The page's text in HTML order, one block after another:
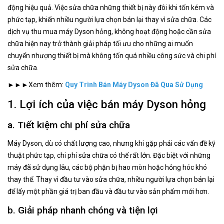
động hiệu quả. Việc sửa chữa những thiết bị này đôi khi tốn kém và
phức tạp, khiến nhiều người lựa chọn bán lại thay vì sửa chữa. Các
dịch vụ thu mua máy Dyson hỏng, không hoạt động hoặc cần sửa
chữa hiện nay trở thành giải pháp tối ưu cho những ai muốn
chuyển nhượng thiết bị mà không tốn quá nhiều công sức và chi phí
sửa chữa.
►►►Xem thêm: Quy Trình Bán Máy Dyson Đã Qua Sử Dụng
1. Lợi ích của việc bán máy Dyson hỏng
a. Tiết kiệm chi phí sửa chữa
Máy Dyson, dù có chất lượng cao, nhưng khi gặp phải các vấn đề kỹ
thuật phức tạp, chi phí sửa chữa có thể rất lớn. Đặc biệt với những
máy đã sử dụng lâu, các bộ phận bị hao mòn hoặc hỏng hóc khó
thay thế. Thay vì đầu tư vào sửa chữa, nhiều người lựa chọn bán lại
để lấy một phần giá trị ban đầu và đầu tư vào sản phẩm mới hơn.
b. Giải pháp nhanh chóng và tiện lợi